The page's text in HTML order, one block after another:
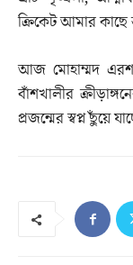
ক্রিকেট আমার
আজ মোহাম্মদ
বাঁশখালীর
প্রজন্মের স্বপ্ন ছুঁয়ে